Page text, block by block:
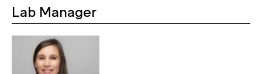
Lab Manager